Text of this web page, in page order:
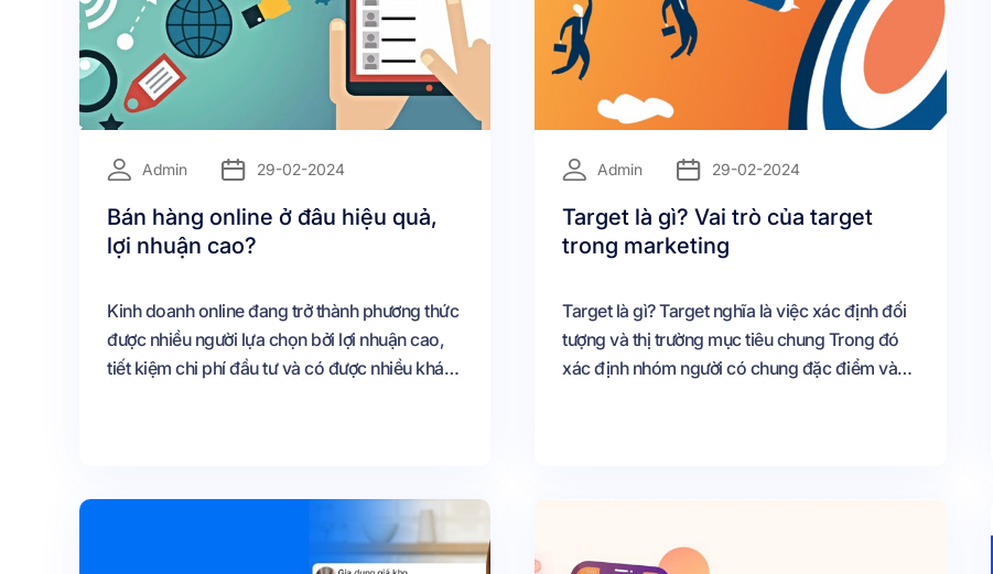
Admin 29-02-2024
Bán hàng online ở đâu hiệu quả,
lợi nhuận cao?
Kinh doanh online đang trở thành phương thức
được nhiều người lựa chọn bởi lợi nhuận cao,
tiết kiệm chi phí đầu tư và có được nhiều khách
Admin 29-02-2024
Target là gì? Vai trò của target
trong marketing
Target là gì? Target nghĩa là việc xác định đối
tượng và thị trường mục tiêu chung Trong đó
xác định nhóm người có chung đặc điểm và